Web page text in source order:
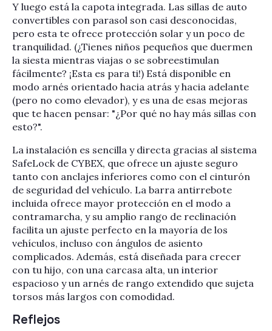
Y luego está la capota integrada. Las sillas de auto
convertibles con parasol son casi desconocidas,
pero esta te ofrece protección solar y un poco de
tranquilidad. (¿Tienes niños pequeños que duermen
la siesta mientras viajas o se sobreestimulan
fácilmente? ¡Esta es para ti!) Está disponible en
modo arnés orientado hacia atrás y hacia adelante
(pero no como elevador), y es una de esas mejoras
que te hacen pensar: "¿Por qué no hay más sillas con
esto?".
La instalación es sencilla y directa gracias al sistema
SafeLock de CYBEX, que ofrece un ajuste seguro
tanto con anclajes inferiores como con el cinturón
de seguridad del vehículo. La barra antirrebote
incluida ofrece mayor protección en el modo a
contramarcha, y su amplio rango de reclinación
facilita un ajuste perfecto en la mayoría de los
vehículos, incluso con ángulos de asiento
complicados. Además, está diseñada para crecer
con tu hijo, con una carcasa alta, un interior
espacioso y un arnés de rango extendido que sujeta
torsos más largos con comodidad.
Reflejos